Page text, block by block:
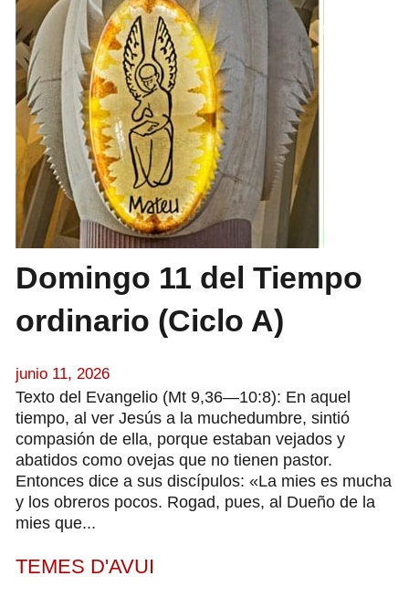
Domingo 11 del Tiempo
ordinario (Ciclo A)
junio 11, 2026
Texto del Evangelio (Mt 9,36—10:8): En aquel
tiempo, al ver Jesús a la muchedumbre, sintió
compasión de ella, porque estaban vejados y
abatidos como ovejas que no tienen pastor.
Entonces dice a sus discípulos: «La mies es mucha
y los obreros pocos. Rogad, pues, al Dueño de la
mies que...
TEMES D'AVUI